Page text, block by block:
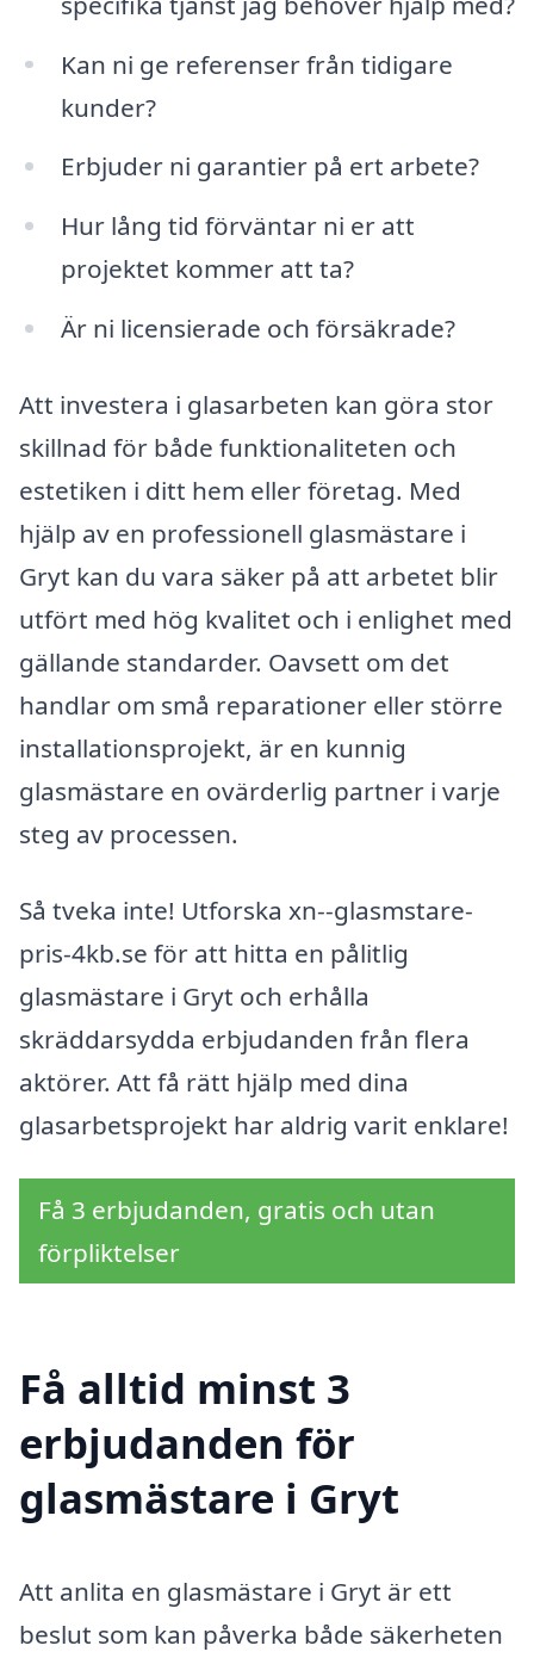
Kan ni ge referenser från tidigare
kunder?
Erbjuder ni garantier på ert arbete?
Hur lång tid förväntar ni er att
projektet kommer att ta?
Är ni licensierade och försäkrade?
Att investera i glasarbeten kan göra stor
skillnad för både funktionaliteten och
estetiken i ditt hem eller företag. Med
hjälp av en professionell glasmästare i
Gryt kan du vara säker på att arbetet blir
utfört med hög kvalitet och i enlighet med
gällande standarder. Oavsett om det
handlar om små reparationer eller större
installationsprojekt, är en kunnig
glasmästare en ovärderlig partner i varje
steg av processen.
Så tveka inte! Utforska xn--glasmstare-
pris-4kb.se för att hitta en pålitlig
glasmästare i Gryt och erhålla
skräddarsydda erbjudanden från flera
aktörer. Att få rätt hjälp med dina
glasarbetsprojekt har aldrig varit enklare!
Få 3 erbjudanden, gratis och utan
förpliktelser
Få alltid minst 3
erbjudanden för
glasmästare i Gryt
Att anlita en glasmästare i Gryt är ett
beslut som kan påverka både säkerheten